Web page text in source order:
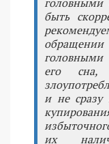
быть
головными
его
и не сразу
их